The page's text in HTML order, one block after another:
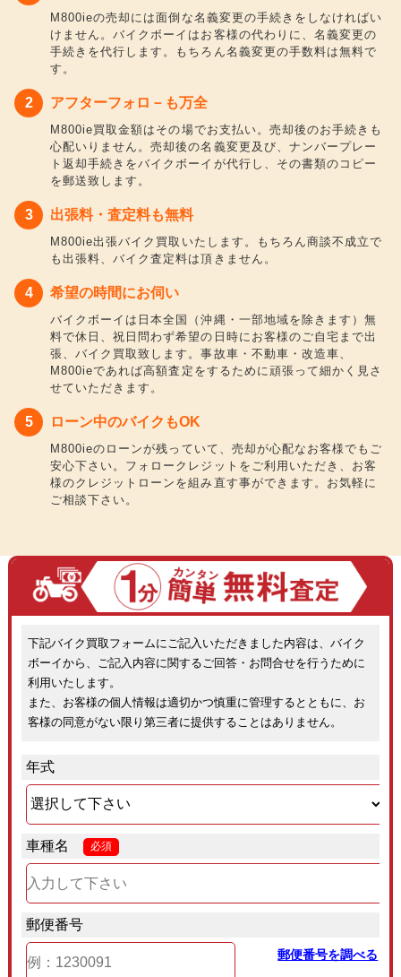
M800ieの売却には面倒な名義変更の手続きをしなければい
けません。バイクボーイはお客様の代わりに、名義変更の
手続きを代行します。もちろん名義変更の手数料は無料で
す。
アフターフォロ－も万全
M800ie買取金額はその場でお支払い。売却後のお手続きも
心配いりません。売却後の名義変更及び、ナンバープレー
ト返却手続きをバイクボーイが代行し、その書類のコピー
を郵送致します。
出張料・査定料も無料
M800ie出張バイク買取いたします。もちろん商談不成立で
も出張料、バイク査定料は頂きません。
希望の時間にお伺い
バイクボーイは日本全国（沖縄・一部地域を除きます）無
料で休日、祝日問わず希望の日時にお客様のご自宅まで出
張、バイク買取致します。事故車・不動車・改造車、
M800ieであれば高額査定をするために頑張って細かく見さ
せていただきます。
ローン中のバイクもOK
M800ieのローンが残っていて、売却が心配なお客様でもご
安心下さい。フォロークレジットをご利用いただき、お客
様のクレジットローンを組み直す事ができます。お気軽に
ご相談下さい。
下記バイク買取フォームにご記入いただきました内容は、バイク
ボーイから、ご記入内容に関するご回答・お問合せを行うために
利用いたします。
また、お客様の個人情報は適切かつ慎重に管理するとともに、お
客様の同意がない限り第三者に提供することはありません。
年式
車種名 必須
郵便番号
郵便番号を調べる